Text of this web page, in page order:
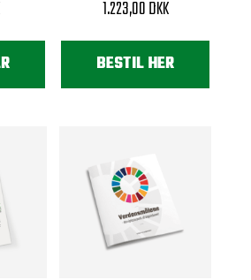
1.223,00DKK
BESTIL HER